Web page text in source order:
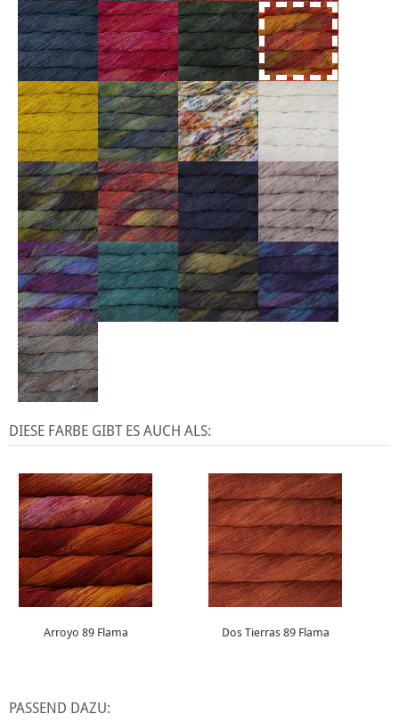
DIESE FARBE GIBT ES AUCH ALS:
Arroyo 89 Flama Dos Tierras 89 Flama
PASSEND DAZU: